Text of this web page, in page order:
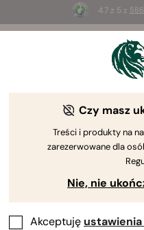
4.7 z 5 z
Summer
na wybrane
Czy masz
Treści i produkty na
zarezerwowane dla
Nie, nie
Akceptuję